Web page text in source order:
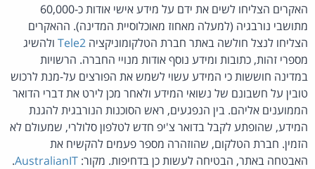
האקרים הצליחו לשים את ידם על מידע אישי אודות כ-60,000
מתושבי נורבגיה (למעלה מאחוז מאוכלוסיית המדינה). ההאקרים
הצליחו לנצל חולשה באתר חברת הטלקומוניקציה Tele2 ולהשיג
מספרי זהות, כתובות ומידע נוסף אודות מנויי החברה. הרשויות
במדינה חוששות כי המידע עשוי לשמש את הפורצים על-מנת לרכוש
טובין על חשבונם של נשואי המידע ולאחר מכן לירט את דברי הדואר
הממוענים אליהם. בין הנפגעים, ראש הסוכנות הנורבגית להגנת
המידע, שהופתע לקבל בדואר צ'יפ חדש לטלפון סלולרי, שמעולם לא
הזמין. חברת הטלקום, שהוזהרה מספר פעמים להקשיח את
האבטחה באתר, הבטיחה לעשות כן בדחיפות. מקור: AustralianIT
.